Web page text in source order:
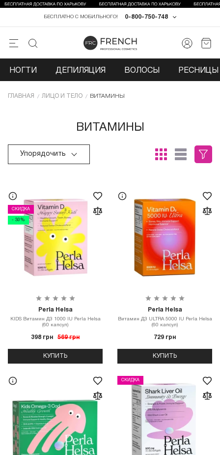
0-800-750-748
БЕСПЛАТНО С МОБИЛЬНОГО!
НОГТИ ДЕПИЛЯЦИЯ ВОЛОСЫ РЕСНИЦЫ
ГЛАВНАЯ ЛИЦО И ТЕЛО ВИТАМИНЫ
ВИТАМИНЫ
Упорядочить
СКИДКА
- 30%
Perla Helsa
KIDS Витамин Д3 1000 IU Perla Helsa
(60 капсул)
398 грн 569 грн
КУПИТЬ
Perla Helsa
Витамин Д3 ULTRA 5000 IU Perla Helsa
(60 капсул)
729 грн
КУПИТЬ
СКИДКА